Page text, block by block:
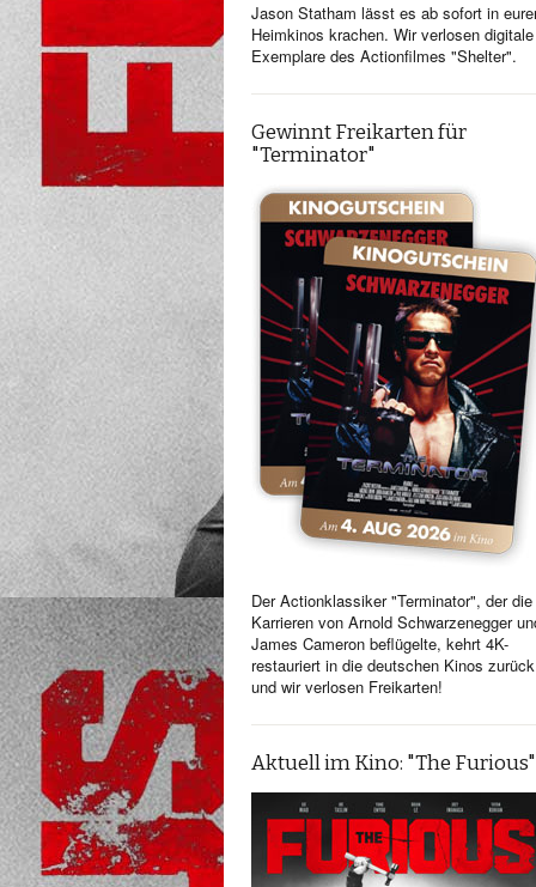
Jason Statham lässt es ab sofort in
Heimkinos krachen. Wir verlosen digitale
Exemplare des Actionfilmes "Shelter".
Gewinnt Freikarten für
"Terminator"
Der Actionklassiker "Terminator", der die
Karrieren von Arnold Schwarzenegger
James Cameron beflügelte, kehrt 4K-
restauriert in die deutschen Kinos zurück
und wir verlosen Freikarten!
Aktuell im Kino: "The Furious"